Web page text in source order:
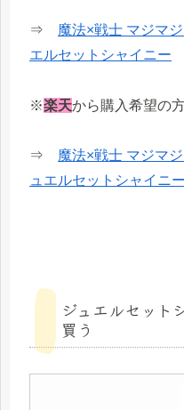
⇒ 魔法×戦士 マジマ
エルセットシャイニー
※楽天から購入希望の
⇒ 魔法×戦士 マジマ
ュエルセットシャイニー
ジュエルセット
買う